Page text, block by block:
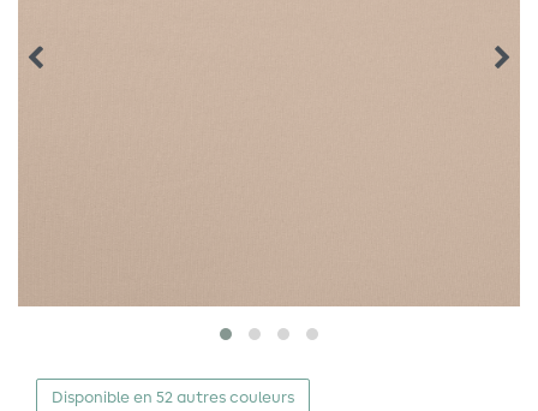
Disponible en 52 autres couleurs